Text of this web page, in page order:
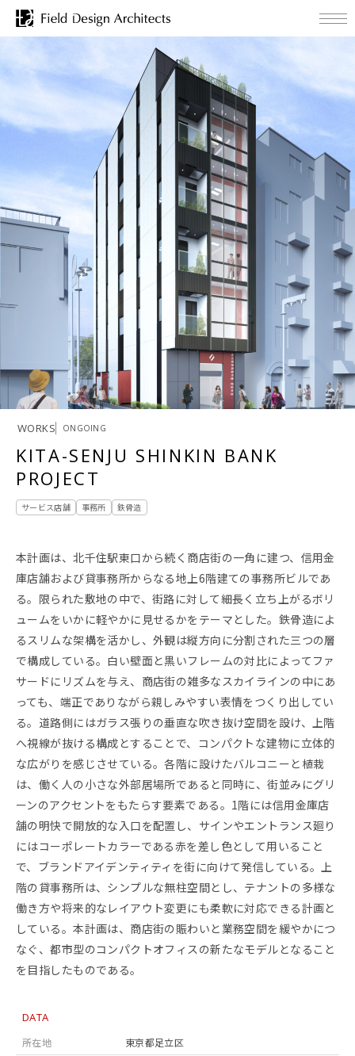
WORKS ONGOING
KITA-SENJU SHINKIN BANK
PROJECT
サービス店舗 事務所 鉄骨造
本計画は、北千住駅東口から続く商店街の一角に建つ、信用金
庫店舗および貸事務所からなる地上6階建ての事務所ビルであ
る。限られた敷地の中で、街路に対して細長く立ち上がるボリ
ュームをいかに軽やかに見せるかをテーマとした。鉄骨造によ
るスリムな架構を活かし、外観は縦方向に分割された三つの層
で構成している。白い壁面と黒いフレームの対比によってファ
サードにリズムを与え、商店街の雑多なスカイラインの中にあ
っても、端正でありながら親しみやすい表情をつくり出してい
る。道路側にはガラス張りの垂直な吹き抜け空間を設け、上階
へ視線が抜ける構成とすることで、コンパクトな建物に立体的
な広がりを感じさせている。各階に設けたバルコニーと植栽
は、働く人の小さな外部居場所であると同時に、街並みにグリ
ーンのアクセントをもたらす要素である。1階には信用金庫店
舗の明快で開放的な入口を配置し、サインやエントランス廻り
にはコーポレートカラーである赤を差し色として用いること
で、ブランドアイデンティティを街に向けて発信している。上
階の貸事務所は、シンプルな無柱空間とし、テナントの多様な
働き方や将来的なレイアウト変更にも柔軟に対応できる計画と
している。本計画は、商店街の賑わいと業務空間を緩やかにつ
なぐ、都市型のコンパクトオフィスの新たなモデルとなること
を目指したものである。
DATA
所在地
東京都足立区